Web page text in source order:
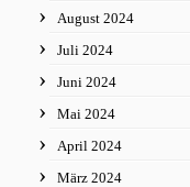
August 2024
Juli 2024
Juni 2024
Mai 2024
April 2024
März 2024